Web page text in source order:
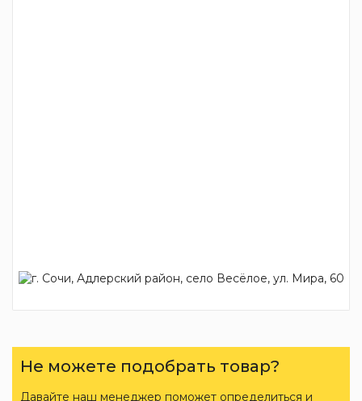
Не можете подобрать товар?
Давайте наш менеджер поможет определиться и